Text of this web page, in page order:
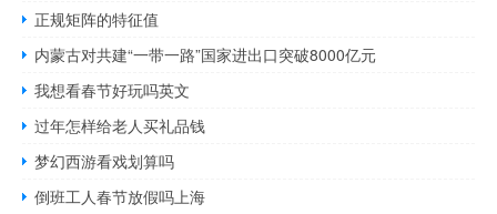
正规矩阵的特征值
内蒙古对共建“一带一路”国家进出口突破8000亿元
我想看春节好玩吗英文
过年怎样给老人买礼品钱
梦幻西游看戏划算吗
倒班工人春节放假吗上海